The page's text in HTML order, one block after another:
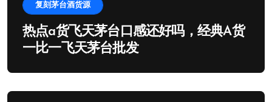
复刻茅台酒货源
热点a货飞天茅台口感还好吗，经典A货
一比一飞天茅台批发